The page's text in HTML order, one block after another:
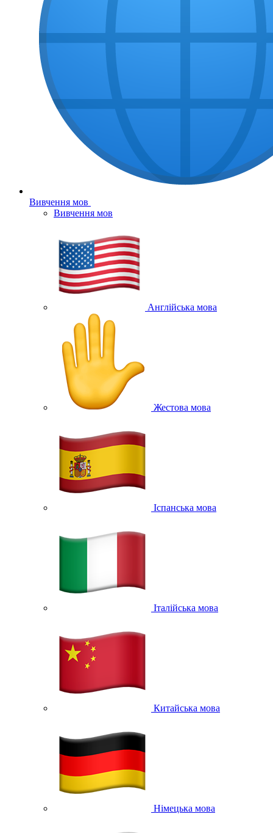
Вивчення мов
Вивчення мов
Англійська мова
Жестова мова
Іспанська мова
Італійська мова
Китайська мова
Німецька мова